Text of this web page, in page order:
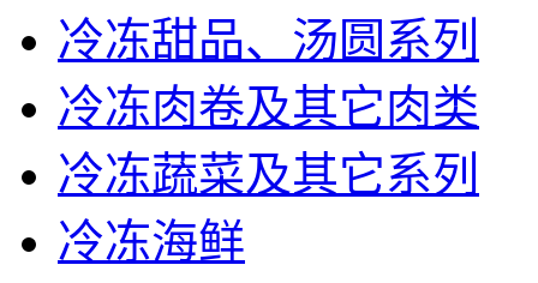
冷冻甜品、汤圆系列
冷冻肉卷及其它肉类
冷冻蔬菜及其它系列
冷冻海鲜